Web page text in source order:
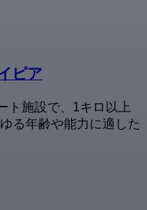
ピア
ト施設で、1キロ以上
る年齢や能力に適した